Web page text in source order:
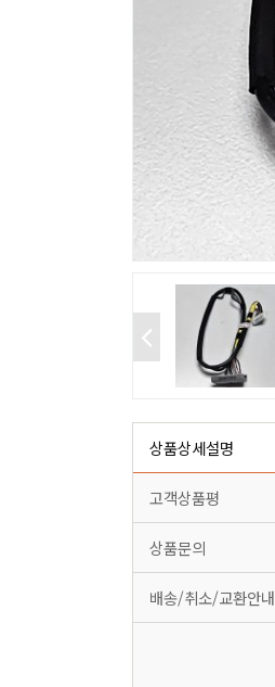
상품상세설명
고객상품평
상품문의
배송/취소/교환안내